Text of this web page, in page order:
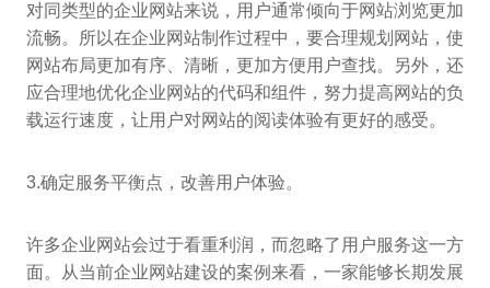
对同类型的企业网站来说，用户通常倾向于网站浏览更加
流畅。所以在企业网站制作过程中，要合理规划网站，使
网站布局更加有序、清晰，更加方便用户查找。另外，还
应合理地优化企业网站的代码和组件，努力提高网站的负
载运行速度，让用户对网站的阅读体验有更好的感受。
3.确定服务平衡点，改善用户体验。
许多企业网站会过于看重利润，而忽略了用户服务这一方
面。从当前企业网站建设的案例来看，一家能够长期发展